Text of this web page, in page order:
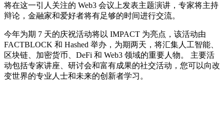
将在这一引人关注的 Web3 会议上发表主题演讲，专家将主持
辩论，金融家和爱好者将有足够的时间进行交流。
今年为期 7 天的庆祝活动将以 IMPACT 为亮点，该活动由
FACTBLOCK 和 Hashed 举办，为期两天，将汇集人工智能、
区块链、加密货币、DeFi 和 Web3 领域的重要人物。 主要活
动包括专家讲座、研讨会和富有成果的社交活动，您可以向改
变世界的专业人士和未来的创新者学习。